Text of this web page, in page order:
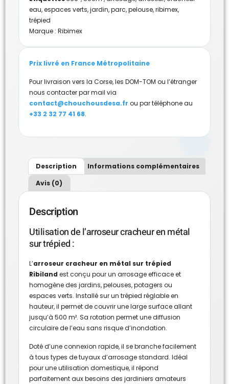
eau,espaces verts,jardin,parc,pelouse,ribimex,
trépied
Marque : Ribimex
Prix livré en France Métropolitaine
Pour livraison vers la Corse, les DOM-TOM ou l’étranger
nous contacter par mail via
contact@chouchousdesa.fr ou par téléphone au
+33 2 32 77 41 68.
Description
Informations complémentaires
Avis (0)
Description
Utilisation de l’arroseur cracheur en métal
sur trépied :
L’arroseur cracheur en métal sur trépied
Ribiland est conçu pour un arrosage efficace et
homogène des jardins, pelouses, potagers ou
espaces verts. Installé sur un trépied réglable en
hauteur, il permet de couvrir une large surface allant
jusqu’à 500 m². Sa rotation permet une diffusion
circulaire de l’eau sans risque d’inondation.
Doté d’une connexion rapide, il se branche facilement
à tous types de tuyaux d’arrosage standard. Idéal
pour une utilisation domestique, il répond
parfaitement aux besoins des jardiniers amateurs